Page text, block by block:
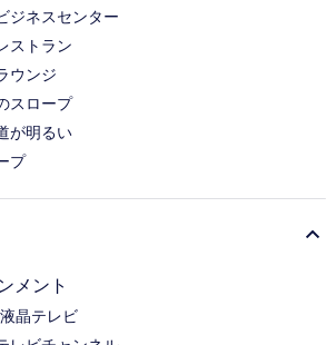
ジネスセンター
ストラン
ウンジ
スロープ
が明るい
プ
メント
晶テレビ